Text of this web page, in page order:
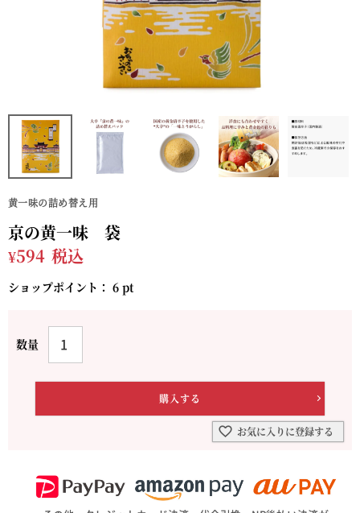
黄一味の詰め替え用
京の黄一味 袋
¥594 税込
ショップポイント： 6 pt
お気に入りに登録する